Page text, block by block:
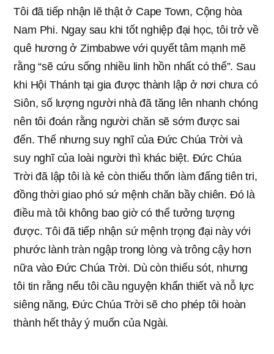
Tôi đã tiếp nhận lẽ thật ở Cape Town, Cộng hòa
Nam Phi. Ngay sau khi tốt nghiệp đại học, tôi trở về
quê hương ở Zimbabwe với quyết tâm mạnh mẽ
rằng “sẽ cứu sống nhiều linh hồn nhất có thể”. Sau
khi Hội Thánh tại gia được thành lập ở nơi chưa có
Siôn, số lượng người nhà đã tăng lên nhanh chóng
nên tôi đoán rằng người chăn sẽ sớm được sai
đến. Thế nhưng suy nghĩ của Đức Chúa Trời và
suy nghĩ của loài người thì khác biệt. Đức Chúa
Trời đã lập tôi là kẻ còn thiếu thốn làm đấng tiên tri,
đồng thời giao phó sứ mệnh chăn bầy chiên. Đó là
điều mà tôi không bao giờ có thể tưởng tượng
được. Tôi đã tiếp nhận sứ mệnh trọng đại này với
phước lành tràn ngập trong lòng và trông cậy hơn
nữa vào Đức Chúa Trời. Dù còn thiếu sót, nhưng
tôi tin rằng nếu tôi cầu nguyện khẩn thiết và nỗ lực
siêng năng, Đức Chúa Trời sẽ cho phép tôi hoàn
thành hết thảy ý muốn của Ngài.